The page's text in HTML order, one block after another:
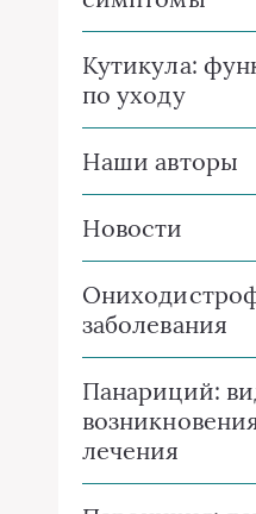
Кутикула:
по уходу
Наши авторы
Новости
заболевания
Панариций:
лечения